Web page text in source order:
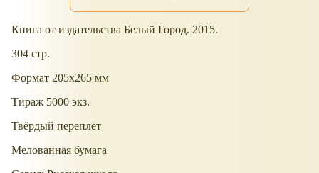
Книга от издательства Белый Город. 2015.
304 стр.
Формат 205x265 мм
Тираж 5000 экз.
Твёрдый переплёт
Мелованная бумага